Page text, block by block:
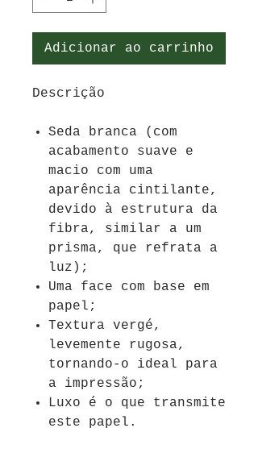
Adicionar ao carrinho
Descrição
Seda branca (com
acabamento suave e
macio com uma
aparência cintilante,
devido à estrutura da
fibra, similar a um
prisma, que refrata a
luz) ;
Uma face com base em
papel;
Textura vergé,
levemente rugosa,
tornando-o ideal para
a impressão;
Luxo é o que transmite
este papel.